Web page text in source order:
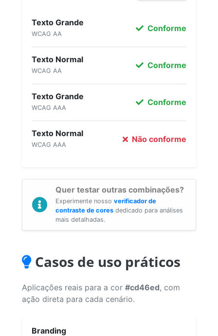
Texto Grande
WCAG AA
Conforme
Texto Normal
WCAG AA
Conforme
Texto Grande
WCAG AAA
Conforme
Texto Normal
WCAG AAA
Não conforme
Quer testar outras combinações?
Experimente nosso verificador de
contraste de cores dedicado para análises
mais detalhadas.
Casos de uso práticos
Aplicações reais para a cor #cd46ed, com
ação direta para cada cenário.
Branding